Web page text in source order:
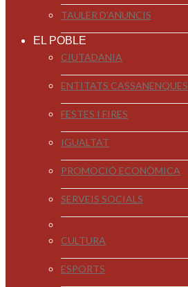
TAULER D'ANUNCIS
EL POBLE
CIUTADANIA
ENTITATS CASSANENQUES
FESTES I FIRES
IGUALTAT
PROMOCIÓ ECONÒMICA
SERVEIS SOCIALS
CULTURA
ESPORTS